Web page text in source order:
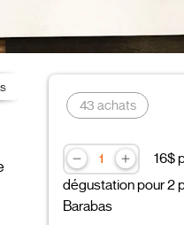
43 achats
16$
dégustation pour 2
Barabas